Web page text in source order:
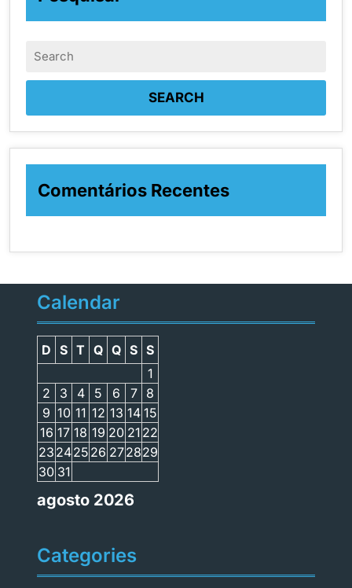
Comentários Recentes
Calendar
agosto 2026
D S T Q Q S S
1
2
3 4 5 6 7
8
9 10 11 12 13 14 15
16 17 18 19 20 21 22
23 2425 26 272829
30 31
Categories